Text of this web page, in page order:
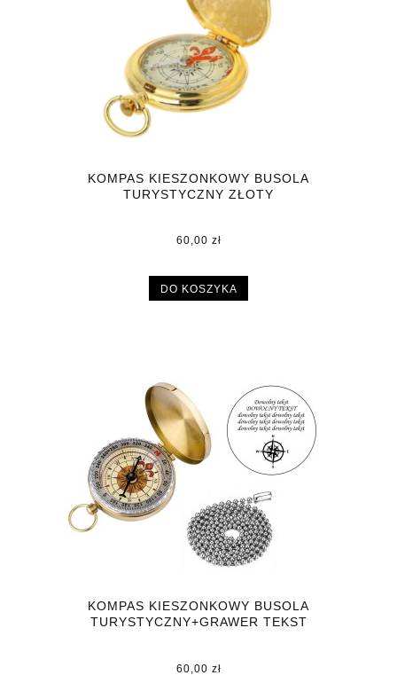
KOMPAS KIESZONKOWY BUSOLA
TURYSTYCZNY ZŁOTY
60,00 zł
DO KOSZYKA
KOMPAS KIESZONKOWY BUSOLA
TURYSTYCZNY+GRAWER TEKST
60,00 zł